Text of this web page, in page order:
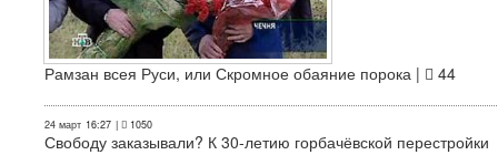
Рамзан всея Руси, или Скромное обаяние порока | 44
24 март 16:27 | 1050
Свободу заказывали? К 30-летию горбачёвской перестройки